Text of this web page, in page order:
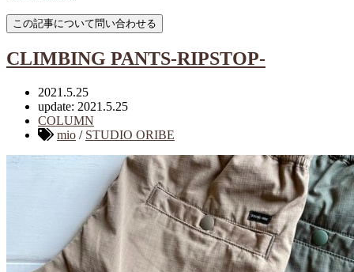
CLIMBING PANTS-RIPSTOP-
2021.5.25
update: 2021.5.25
COLUMN
mio / STUDIO ORIBE